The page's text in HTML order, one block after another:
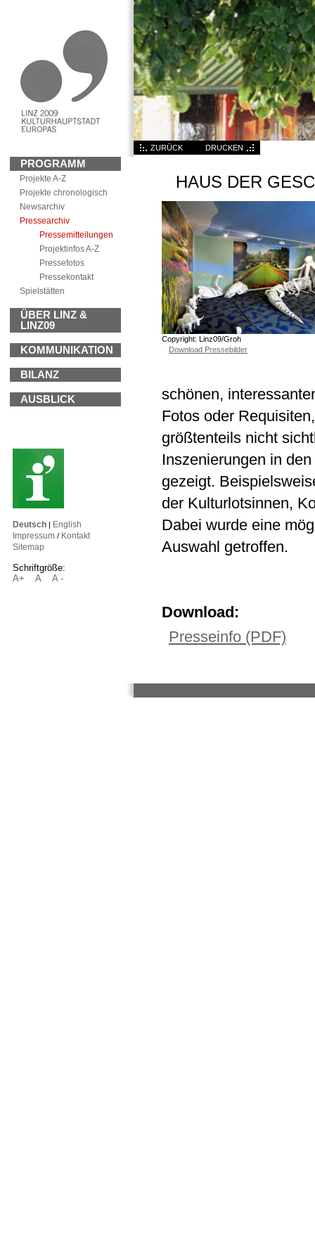
ZURÜCK DRUCKEN
PROGRAMM
Projekte A-Z
Projekte chronologisch
Newsarchiv
Pressearchiv
Pressemitteilungen
Projektinfos A-Z
Pressefotos
Pressekontakt
Spielstätten
ÜBER LINZ &
LINZ09
KOMMUNIKATION
BILANZ
AUSBLICK
Deutsch | English
Impressum / Kontakt
Sitemap
Schriftgröße:
A+
A A -
HAUS DER
Copyright: Linz09/Groh
Download Pressebilder
schönen,
Fotos oder
größtenteils nicht
Inszenierungen in
gezeigt.
der Kulturlotsinnen,
Dabei wurde eine
Auswahl getroffen.
Download:
Presseinfo (PDF)